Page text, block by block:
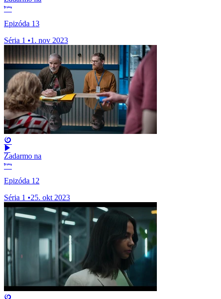
Epizóda 13
Séria 1 •1. nov 2023
Zadarmo na
Epizóda 12
Séria 1 •25. okt 2023